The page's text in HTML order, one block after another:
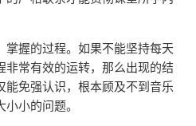
握的过程。如果不能坚持每天
常有效的运转，那么出现的结
免强认识，根本顾及不到音乐
小的问题。